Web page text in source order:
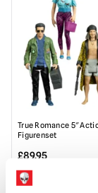
True Romance 5″
Figurenset
£89.95
NICHT VERFÜGBAR